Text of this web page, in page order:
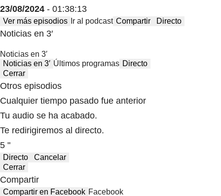
23/08/2024 - 01:38:13
Ver más episodios Ir al podcast Compartir Directo
Noticias en 3′
Noticias en 3′
Noticias en 3′ Últimos programas Directo
Cerrar
Otros episodios
Cualquier tiempo pasado fue anterior
Tu audio se ha acabado.
Te redirigiremos al directo.
5 "
Directo
Cancelar
Cerrar
Compartir
Compartir en Facebook Facebook